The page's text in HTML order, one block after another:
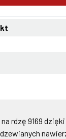
rdzę 9169